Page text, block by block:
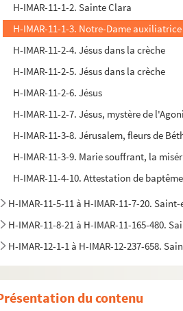
H-IMAR-11-1-2. Sainte Clara
H-IMAR-11-1-3. Notre-Dame auxiliatrice
H-IMAR-11-2-4. Jésus dans la crèche
H-IMAR-11-2-5. Jésus dans la crèche
H-IMAR-11-2-6. Jésus
H-IMAR-11-2-7. Jésus, mystère de
H-IMAR-11-3-8. Jérusalem, fleurs de
H-IMAR-11-3-9. Marie souffrant, la
H-IMAR-11-4-10. Attestation de
H-IMAR-11-5-11 à H-IMAR-11-7-20.
H-IMAR-11-8-21 à H-IMAR-11-165-480.
H-IMAR-12-1-1 à H-IMAR-12-237-658.
du contenu